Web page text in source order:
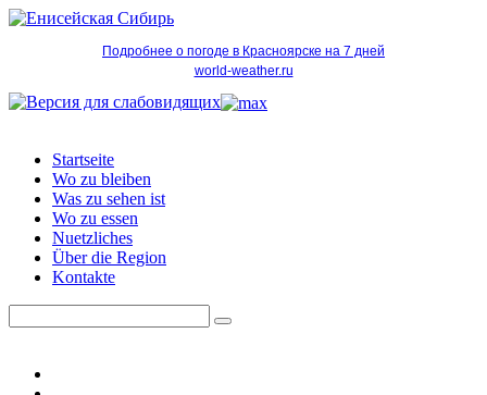
Подробнее о погоде в Красноярске на 7 дней
world-weather.ru
Startseite
Wo zu bleiben
Was zu sehen ist
Wo zu essen
Nuetzliches
Über die Region
Kontakte